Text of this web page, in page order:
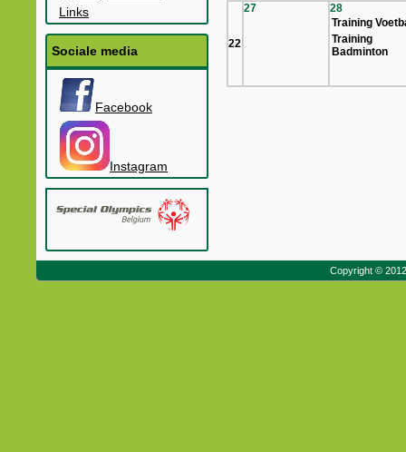
Links
Sociale media
Facebook
Instagram
22
27
28
Training
Training
Badminton
Copyright ©